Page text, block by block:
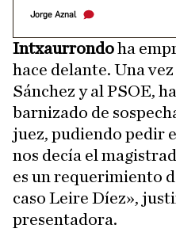
Jorge Aznal
Intxaurrondoha
hace delante. Una
Sánchez y al PSOE,
barnizado de
juez, pudiendo pedir
nos decía el
es un requerimiento
caso Leire Díez»,
presentadora.